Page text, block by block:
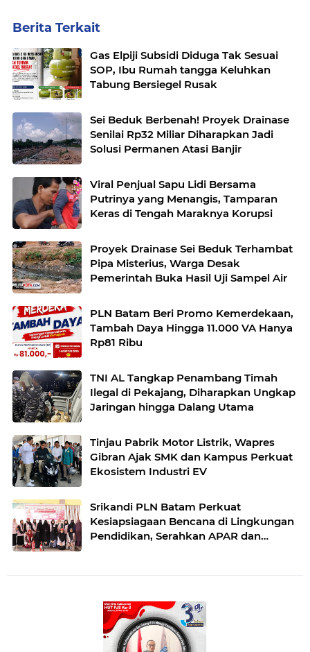
Berita Terkait
Gas Elpiji Subsidi Diduga Tak Sesuai
SOP, Ibu Rumah tangga Keluhkan
Tabung Bersiegel Rusak
Sei Beduk Berbenah! Proyek Drainase
Senilai Rp32 Miliar Diharapkan Jadi
Solusi Permanen Atasi Banjir
Viral Penjual Sapu Lidi Bersama
Putrinya yang Menangis, Tamparan
Keras di Tengah Maraknya Korupsi
Proyek Drainase Sei Beduk Terhambat
Pipa Misterius, Warga Desak
Pemerintah Buka Hasil Uji Sampel Air
PLN Batam Beri Promo Kemerdekaan,
Tambah Daya Hingga 11.000 VA Hanya
Rp81 Ribu
TNI AL Tangkap Penambang Timah
Ilegal di Pekajang, Diharapkan Ungkap
Jaringan hingga Dalang Utama
Tinjau Pabrik Motor Listrik, Wapres
Gibran Ajak SMK dan Kampus Perkuat
Ekosistem Industri EV
Srikandi PLN Batam Perkuat
Kesiapsiagaan Bencana di Lingkungan
Pendidikan, Serahkan APAR dan